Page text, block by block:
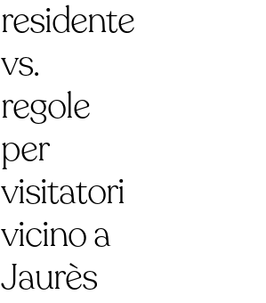
residente
vs.
regole
per
visitatori
vicino a
Jaurès